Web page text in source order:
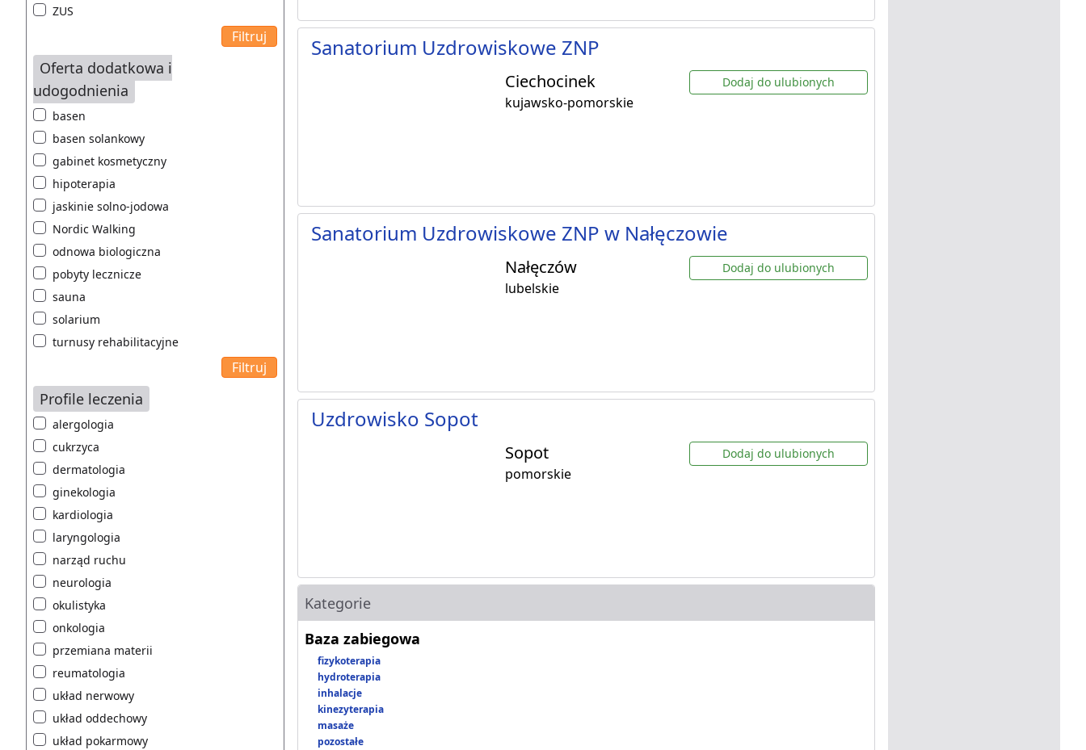
ZUS
Oferta dodatkowa i
udogodnienia
basen
basen solankowy
gabinet kosmetyczny
hipoterapia
jaskinie solno-jodowa
Nordic Walking
odnowa biologiczna
pobyty lecznicze
sauna
solarium
turnusy rehabilitacyjne
Profile leczenia
alergologia
cukrzyca
dermatologia
ginekologia
kardiologia
laryngologia
narząd ruchu
neurologia
okulistyka
onkologia
przemiana materii
reumatologia
układ nerwowy
układ oddechowy
układ pokarmowy
Sanatorium Uzdrowiskowe ZNP
Ciechocinek
kujawsko-pomorskie
Dodaj do ulubionych
Sanatorium Uzdrowiskowe ZNP w Nałęczowie
Nałęczów
lubelskie
Dodaj do ulubionych
Uzdrowisko Sopot
Sopot
pomorskie
Dodaj do ulubionych
Kategorie
Baza zabiegowa
fizykoterapia
hydroterapia
inhalacje
kinezyterapia
masaże
pozostałe